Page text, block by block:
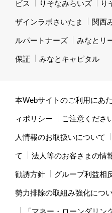
ビス りそなみらいズ り
ザインラボさいたま 関西
ルパートナーズ みなとリ
保証 みなとキャピタル
本Webサイトのご利用にあ
ィポリシー ご注意くださ
人情報のお取扱いについて
て 法人等のお客さまの情
勧誘方針 グループ利益相
勢力排除の取組み強化につ
「マネー・ローンダリ